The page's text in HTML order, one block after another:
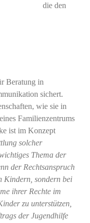
die den
Beratung in
sichert.
wie sie in
Familienzentrums
ist im Konzept
solcher
Thema der
der Rechtsanspruch
Kindern, sondern bei
ihrer Rechte im
zu unterstützen,
der Jugendhilfe